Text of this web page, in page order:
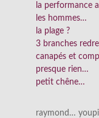
la performance
les hommes…
la plage ?
3 branches
canapés et
presque rien…
petit chêne…
raymond…